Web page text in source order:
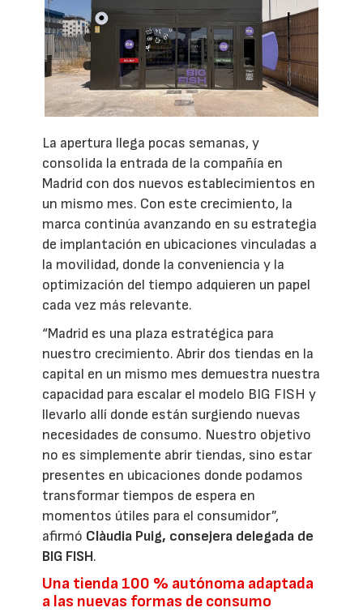
La apertura llega pocas semanas, y
consolida la entrada de la compañía en
Madrid con dos nuevos establecimientos en
un mismo mes. Con este crecimiento, la
marca continúa avanzando en su estrategia
de implantación en ubicaciones vinculadas a
la movilidad, donde la conveniencia y la
optimización del tiempo adquieren un papel
cada vez más relevante.
“Madrid es una plaza estratégica para
nuestro crecimiento. Abrir dos tiendas en la
capital en un mismo mes demuestra nuestra
capacidad para escalar el modelo BIG FISH y
llevarlo allí donde están surgiendo nuevas
necesidades de consumo. Nuestro objetivo
no es simplemente abrir tiendas, sino estar
presentes en ubicaciones donde podamos
transformar tiempos de espera en
momentos útiles para el consumidor”,
afirmó Clàudia Puig, consejera delegada de
BIG FISH.
Una tienda 100 % autónoma adaptada
a las nuevas formas de consumo